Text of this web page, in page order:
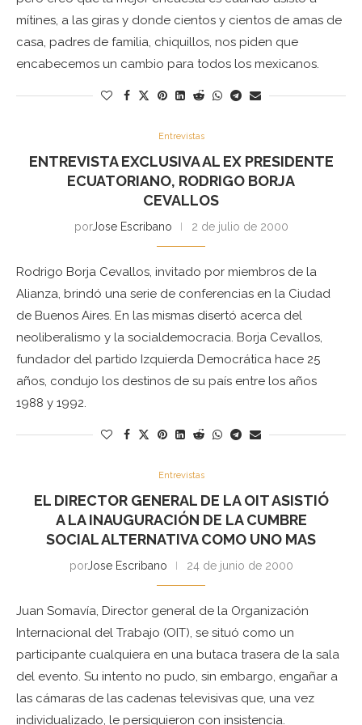
mítines, a las giras y donde cientos y cientos de amas de
casa, padres de familia, chiquillos, nos piden que
encabecemos un cambio para todos los mexicanos.
Entrevistas
ENTREVISTA EXCLUSIVA AL EX PRESIDENTE
ECUATORIANO, RODRIGO BORJA
CEVALLOS
porJose Escribano 2 de julio de 2000
Rodrigo Borja Cevallos, invitado por miembros de la
Alianza, brindó una serie de conferencias en la Ciudad
de Buenos Aires. En las mismas disertó acerca del
neoliberalismo y la socialdemocracia. Borja Cevallos,
fundador del partido Izquierda Democrática hace 25
años, condujo los destinos de su país entre los años
1988 y 1992.
Entrevistas
EL DIRECTOR GENERAL DE LA OIT ASISTIÓ
A LA INAUGURACIÓN DE LA CUMBRE
SOCIAL ALTERNATIVA COMO UNO MAS
porJose Escribano 24 de junio de 2000
Juan Somavía, Director general de la Organización
Internacional del Trabajo (OIT), se situó como un
participante cualquiera en una butaca trasera de la sala
del evento. Su intento no pudo, sin embargo, engañar a
las cámaras de las cadenas televisivas que, una vez
individualizado, le persiguieron con insistencia.